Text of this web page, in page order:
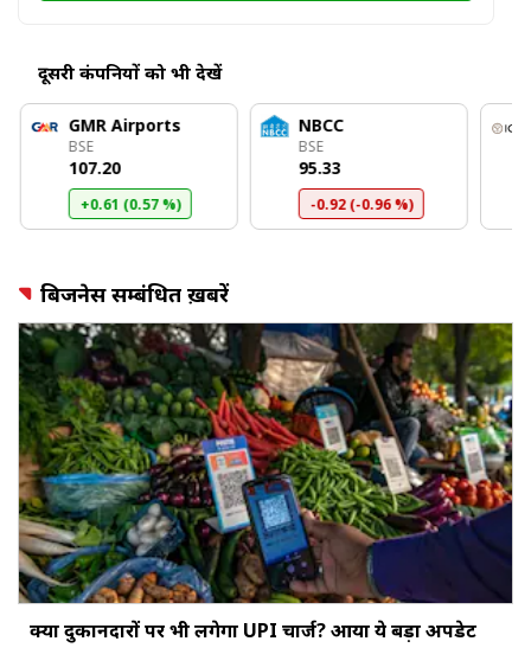
दूसरी कंपनियों को भी देखें
GMR Airports
BSE
₹107.20
+0.61 (0.57 %)
NBCC
BSE
₹95.33
-0.92 (-0.96 %)
बिजनेस सम्बंधित ख़बरें
क्‍या दुकानदारों पर भी लगेगा UPI चार्ज? आया ये बड़ा अपडेट